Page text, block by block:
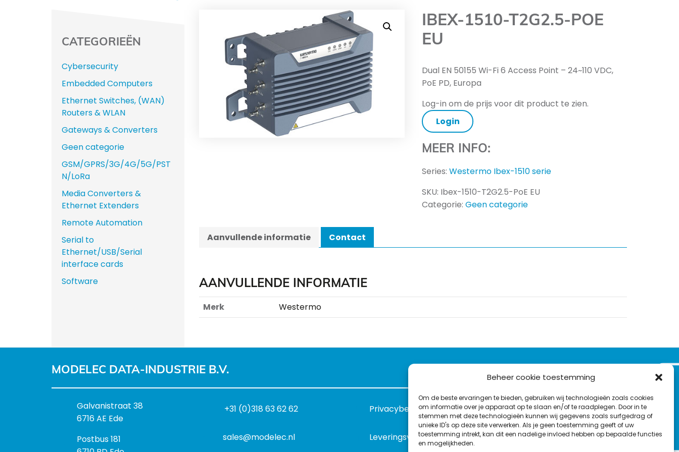
Beheer cookie toestemming
Om de beste ervaringen te bieden, gebruiken wij technologieën zoals cookies
om informatie over je apparaat op te slaan en/of te raadplegen. Door in te
stemmen met deze technologieën kunnen wij gegevens zoals surfgedrag of
unieke ID's op deze site verwerken. Als je geen toestemming geeft of uw
toestemming intrekt, kan dit een nadelige invloed hebben op bepaalde functies
en mogelijkheden.
IBEX-1510-T2G2.5-POE
EU
Dual EN 50155 Wi-Fi 6 Access Point – 24~110 VDC,
PoE PD, Europa
Log-in om de prijs voor dit product te zien.
Login
MEER INFO:
Series:Westermo Ibex-1510 serie
SKU: Ibex-1510-T2G2.5-PoE EU
Categorie:Geen categorie
Aanvullende informatie Contact
AANVULLENDE INFORMATIE
Merk Westermo
CATEGORIEËN
Cybersecurity
Embedded Computers
Ethernet Switches, (WAN)
Routers & WLAN
Gateways & Converters
Geen categorie
GSM/GPRS/3G/4G/5G/PST
N/LoRa
Media Converters &
Ethernet Extenders
Remote Automation
Serial to
Ethernet/USB/Serial
interface cards
Software
MODELEC DATA-INDUSTRIE B.V.
B
e
o
Galvanistraat 38
6716 AE Ede
P
Postbus 181
+31 (0)318 63 62 62
sales@modelec.nl
Privacybeleid
Leveringsvoorwaarden
L
i
nT
w
F
a
c
Y
o
u
C
o
n